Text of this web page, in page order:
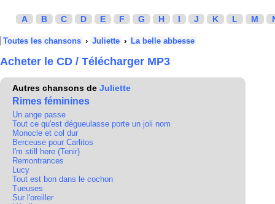
A B C D E F G H I J K L M
Toutes les chansons › Juliette › La belle abbesse
Acheter le CD / Télécharger MP3
Autres chansons de Juliette
Rimes féminines
Un ange passe
Tout ce qu'est dégueulasse porte un joli nom
Monocle et col dur
Berceuse pour Carlitos
I'm still here (Tenir)
Remontrances
Lucy
Tout est bon dans le cochon
Tueuses
Sur l'oreiller